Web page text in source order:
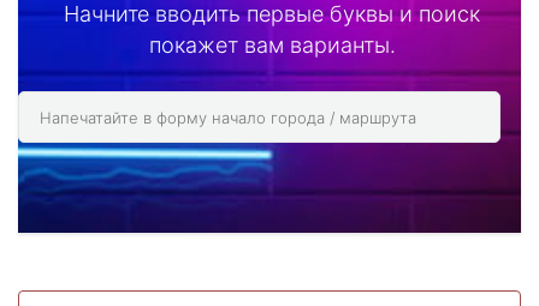
Начните вводить первые буквы и поиск
покажет вам варианты.